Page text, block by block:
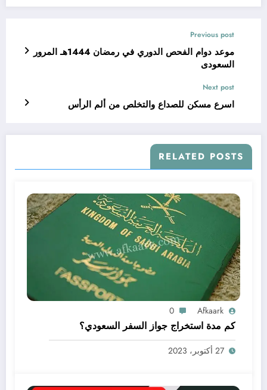
Previous post
موعد دوام الفحص الدوري في رمضان 1444هـ المرور
السعودى
Next post
اسرع مسكن للصداع والتخلص من ألم الرأس
RELATED POSTS
Afkaark
0
كم مدة استخراج جواز السفر السعودي؟
27 أكتوبر، 2023